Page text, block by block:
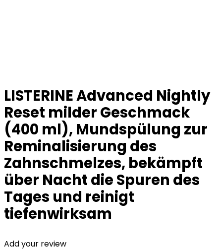
LISTERINE Advanced Nightly
Reset milder Geschmack
(400 ml), Mundspülung zur
Reminalisierung des
Zahnschmelzes, bekämpft
über Nacht die Spuren des
Tages und reinigt
tiefenwirksam
Add your review